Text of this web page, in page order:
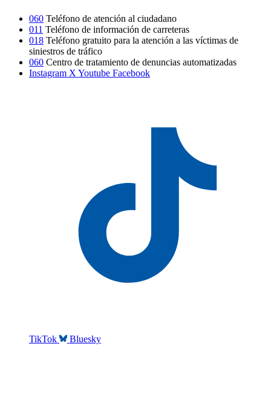
060 Teléfono de atención al ciudadano
011 Teléfono de información de carreteras
018 Teléfono gratuito para la atención a las víctimas de
siniestros de tráfico
060 Centro de tratamiento de denuncias automatizadas
Instagram X Youtube Facebook
TikTok Bluesky